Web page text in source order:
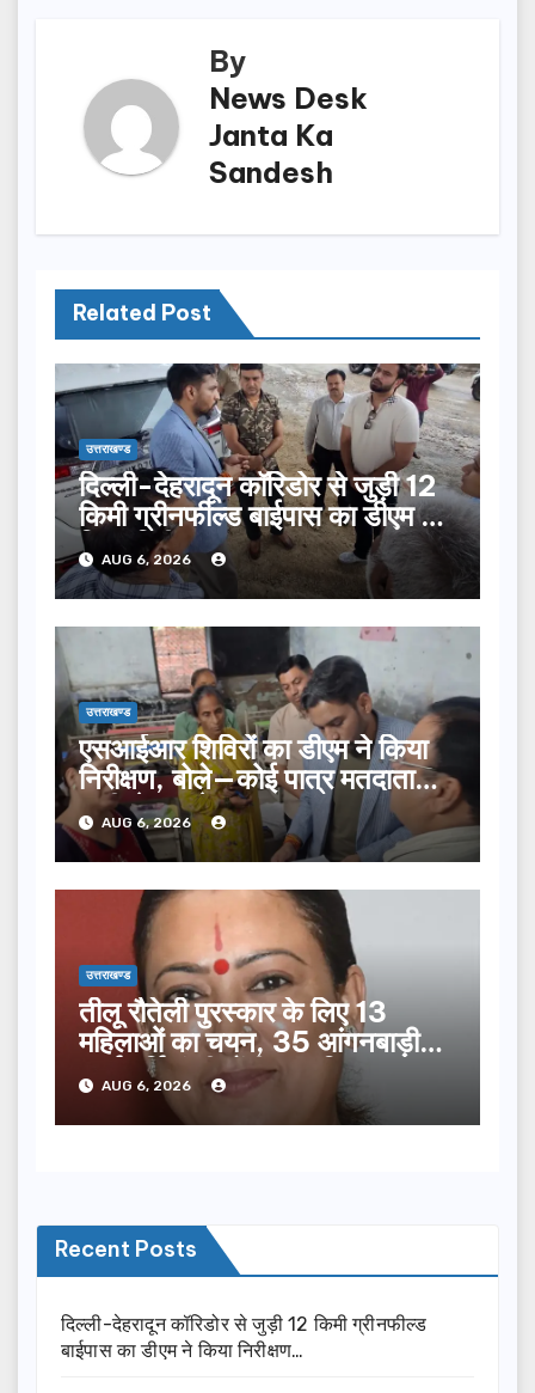
By
News Desk
Janta Ka
Sandesh
Related Post
उत्तराखण्ड
दिल्ली-देहरादून कॉरिडोर से जुड़ी 12
किमी ग्रीनफील्ड बाईपास का डीएम ने
किया निरीक्षण…
AUG 6, 2026
उत्तराखण्ड
एसआईआर शिविरों का डीएम ने किया
निरीक्षण, बोले—कोई पात्र मतदाता
सूची से न छूटे…
AUG 6, 2026
उत्तराखण्ड
तीलू रौतेली पुरस्कार के लिए 13
महिलाओं का चयन, 35 आंगनबाड़ी
कार्यकर्तियां भी होंगी सम्मानित…
AUG 6, 2026
Recent Posts
दिल्ली-देहरादून कॉरिडोर से जुड़ी 12 किमी ग्रीनफील्ड
बाईपास का डीएम ने किया निरीक्षण…